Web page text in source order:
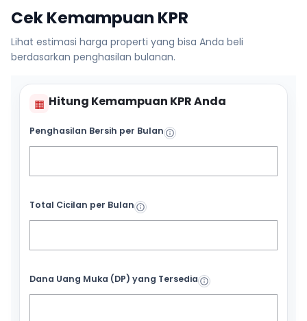
Cek Kemampuan KPR
Lihat estimasi harga properti yang bisa Anda beli
berdasarkan penghasilan bulanan.
▦ Hitung Kemampuan KPR Anda
Penghasilan Bersih per Bulan
Total Cicilan per Bulan
Dana Uang Muka (DP) yang Tersedia